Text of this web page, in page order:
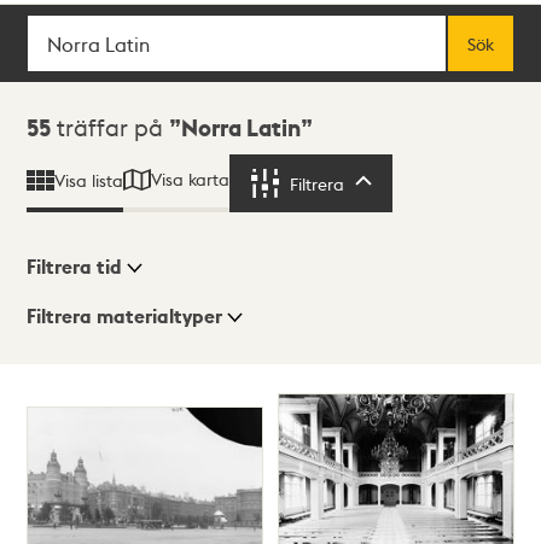
Sök
Sök
Sökresultat
55 träffar på Norra Latin
Visa lista Visa karta Filtrera
Visningsläge
Filtrera tid
Filtrera materialtyper
träffar